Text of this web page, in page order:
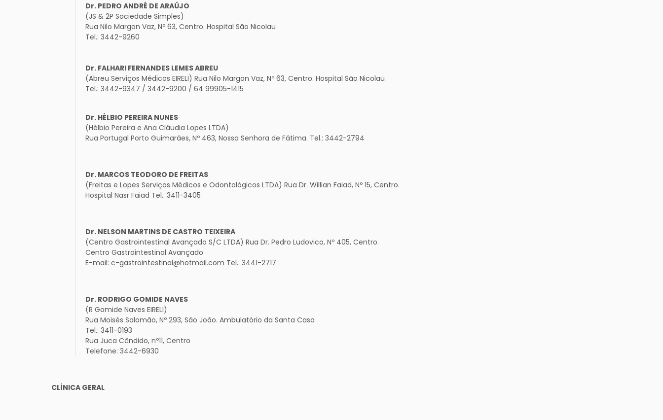
Dr. PEDRO ANDRÉ DE ARAÚJO
(JS & 2P Sociedade Simples)
Rua Nilo Margon Vaz, Nº 63, Centro. Hospital São Nicolau
Tel.: 3442-9260
Dr. FALHARI FERNANDES LEMES ABREU
(Abreu Serviços Médicos EIRELI) Rua Nilo Margon Vaz, Nº 63, Centro. Hospital São Nicolau
Tel.: 3442-9347 / 3442-9200 / 64 99905-1415
Dr. HÉLBIO PEREIRA NUNES
(Hélbio Pereira e Ana Cláudia Lopes LTDA)
Rua Portugal Porto Guimarães, Nº 463, Nossa Senhora de Fátima. Tel.: 3442-2794
Dr. MARCOS TEODORO DE FREITAS
(Freitas e Lopes Serviços Médicos e Odontológicos LTDA) Rua Dr. Willian Faiad, Nº 15, Centro.
Hospital Nasr Faiad Tel.: 3411-3405
Dr. NELSON MARTINS DE CASTRO TEIXEIRA
(Centro Gastrointestinal Avançado S/C LTDA) Rua Dr. Pedro Ludovico, Nº 405, Centro.
Centro Gastrointestinal Avançado
E-mail: c-gastrointestinal@hotmail.com Tel.: 3441-2717
Dr. RODRIGO GOMIDE NAVES
(R Gomide Naves EIRELI)
Rua Moisés Salomão, Nº 293, São João. Ambulatório da Santa Casa
Tel.: 3411-0193
Rua Juca Cândido, nº11, Centro
Telefone: 3442-6930
CLÍNICA GERAL